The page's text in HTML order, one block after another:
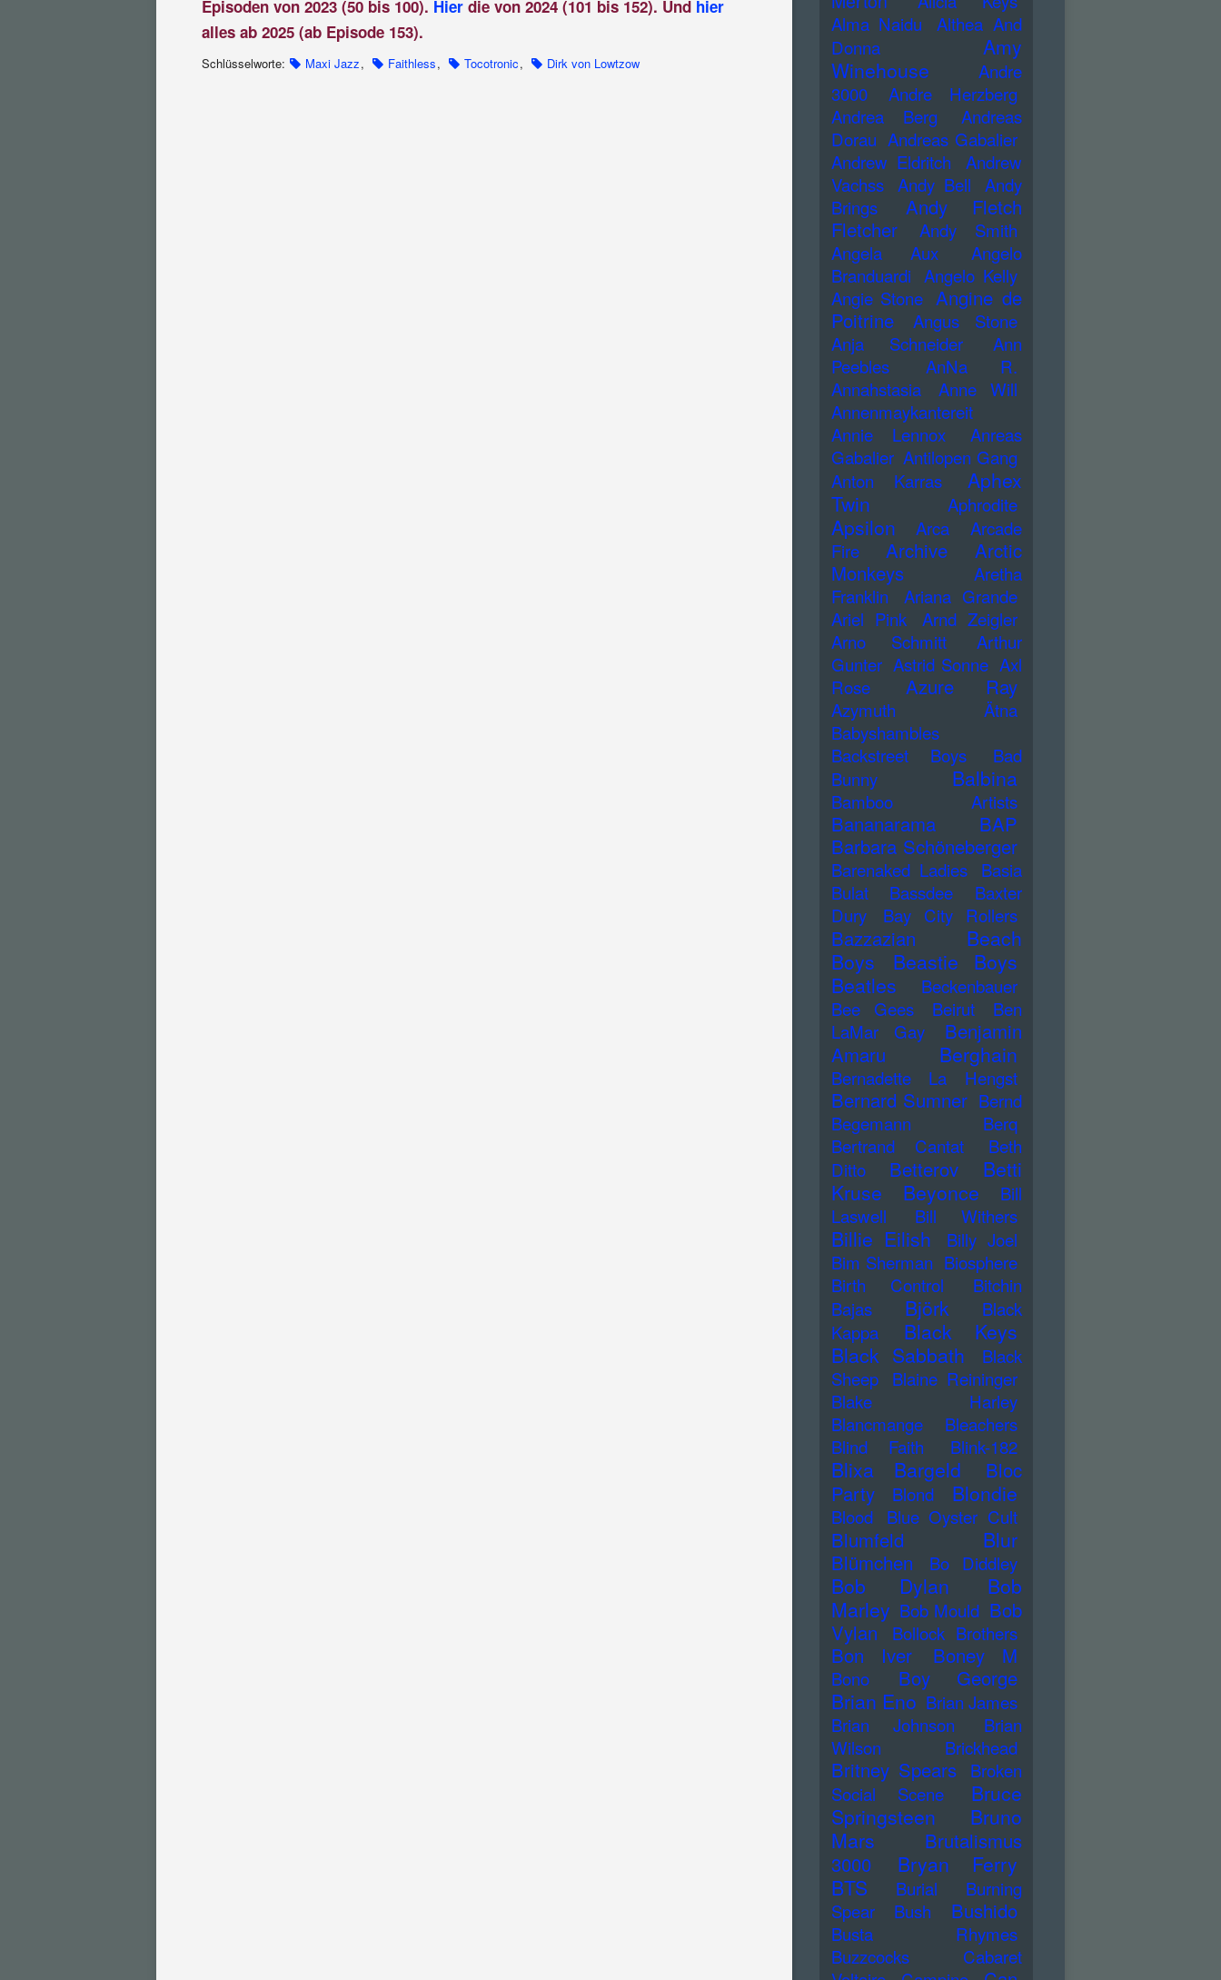
Episoden von 2023 (50 bis 100). Hier die von 2024 (101 bis 152). Und hier
alles ab 2025 (ab Episode 153).
Schlüsselworte: Maxi Jazz, Faithless, Tocotronic, Dirk von Lowtzow
Alma Naidu
Althea And
Donna
Amy
Winehouse
Andre
3000
Andre Herzberg
Andrea Berg
Andreas
Dorau Andreas Gabalier
Andrew Eldritch
Andrew
Vachss Andy Bell
Andy
Brings
Andy Fletch
Fletcher
Andy Smith
Angela Aux
Angelo
Branduardi Angelo Kelly
Angie Stone Angine de
Poitrine
Angus Stone
Anja Schneider
Ann
Peebles
AnNa R.
Annahstasia
Anne Will
Annenmaykantereit
Annie Lennox
Anreas
Gabalier Antilopen Gang
Anton Karras
Aphex
Twin
Aphrodite
Apsilon Arca
Arcade
Fire
Archive
Arctic
Monkeys
Aretha
Franklin
Ariana Grande
Ariel Pink
Arnd Zeigler
Arno Schmitt
Arthur
Gunter Astrid Sonne Axl
Rose
Azure Ray
Azymuth
Ätna
Babyshambles
Backstreet Boys
Bad
Bunny
Balbina
Bamboo Artists
Bananarama
BAP
Barbara Schöneberger
Barenaked Ladies
Basia
Bulat
Bassdee
Baxter
Dury
Bay City Rollers
Bazzazian
Beach
Boys
Beastie Boys
Beatles
Beckenbauer
Bee Gees
Beirut
Ben
LaMar Gay
Benjamin
Amaru
Berghain
Bernadette La Hengst
Bernard Sumner Bernd
Begemann
Berq
Bertrand Cantat
Beth
Ditto
Betterov
Betti
Kruse
Beyonce
Bill
Laswell
Bill Withers
Billie Eilish
Billy Joel
Bim Sherman Biosphere
Birth Control
Bitchin
Bajas
Björk
Black
Kappa
Black Keys
Black Sabbath
Black
Sheep
Blaine Reininger
Blake Harley
Blancmange
Bleachers
Blind Faith
Blink-182
Blixa Bargeld
Bloc
Party
Blond Blondie
Blood Blue Oyster Cult
Blumfeld Blur
Blümchen Bo Diddley
Bob Dylan
Bob
Marley Bob Mould Bob
Vylan
Bollock Brothers
Bon Iver Boney M
Bono Boy George
Brian Eno Brian James
Brian Johnson
Brian
Wilson
Brickhead
Britney Spears
Broken
Social Scene
Bruce
Springsteen
Bruno
Mars
Brutalismus
3000
Bryan Ferry
BTS
Burial
Burning
Spear
Bush Bushido
Busta Rhymes
Buzzcocks
Cabaret